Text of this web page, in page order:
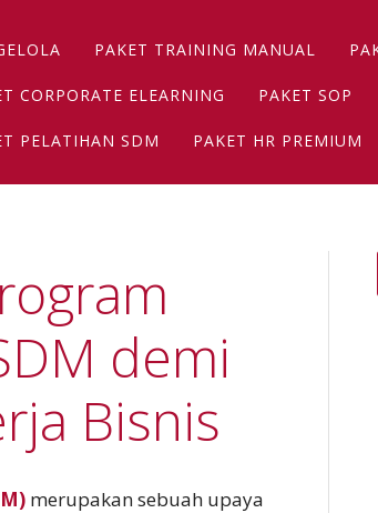
menu
PAKET TRAINING MANUAL
CORPORATE ELEARNING PAKET SOP
PELATIHAN SDM PAKET HR PREMIUM
demi
Bisnis
merupakan sebuah upaya